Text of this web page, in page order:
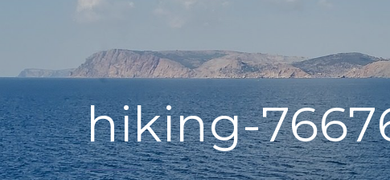
hiking-